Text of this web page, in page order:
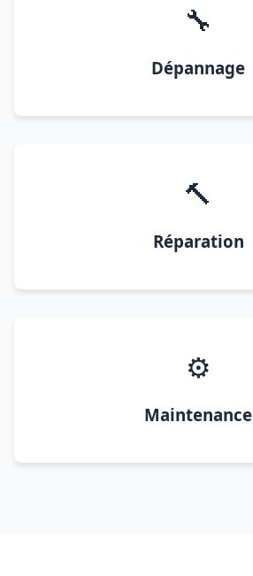
🔧
Dépannage
🔨
Réparation
⚙️
Maintenance